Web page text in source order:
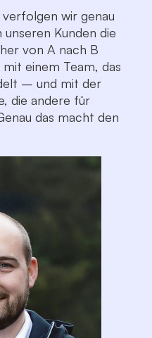
wir genau
Kunden die
von A nach B
einem Team, das
– und mit der
die andere für
das macht den